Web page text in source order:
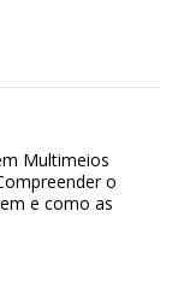
Multimeios
o
e como as